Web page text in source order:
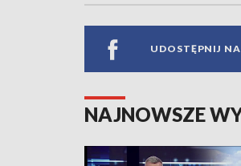
UDOSTĘPNIJ
NAJNOWSZE